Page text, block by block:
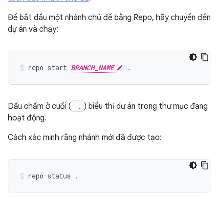
Để bắt đầu một nhánh chủ đề bằng Repo, hãy chuyển đến
dự án và chạy:
repo start BRANCH_NAME
Dấu chấm ở cuối ( . ) biểu thị dự án trong thư mục đang
hoạt động.
Cách xác minh rằng nhánh mới đã được tạo: